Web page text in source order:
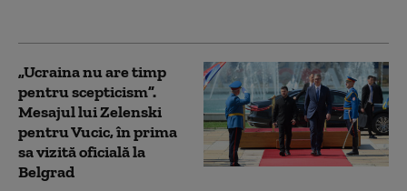
„Ucraina nu are timp
pentru scepticism”.
Mesajul lui Zelenski
pentru Vucic, în prima
sa vizită oficială la
Belgrad